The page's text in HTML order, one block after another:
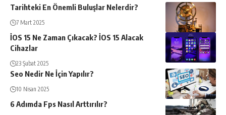
Tarihteki En Önemli Buluşlar Nelerdir?
7 Mart 2025
İOS 15 Ne Zaman Çıkacak? İOS 15 Alacak
Cihazlar
23 Şubat 2025
Seo Nedir Ne İçin Yapılır?
10 Nisan 2025
6 Adımda Fps Nasıl Arttırılır?